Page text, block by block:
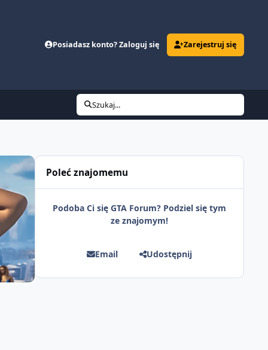
Posiadasz konto? Zaloguj się Zarejestruj się
Szukaj...
Poleć znajomemu
Podoba Ci się GTA Forum? Podziel się tym
ze znajomym!
Email Udostępnij